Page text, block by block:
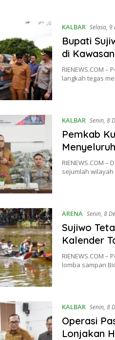
KALBAR Selasa, 9
Bupati
di
RIENEWS.COM
langkah tegas
KALBAR Senin, 8
Pemkab
RIENEWS.COM
sejumlah
ARENA Senin, 8
Sujiwo
Kalender
RIENEWS.COM
lomba sampan
KALBAR Senin, 8
Operasi
Lonjakan